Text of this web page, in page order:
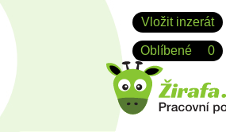
Vložit inzerát
Oblíbené 0